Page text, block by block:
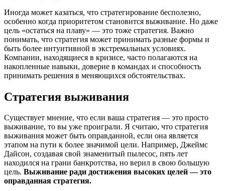
Иногда может казаться, что стратегирование бесполезно,
особенно когда приоритетом становится выживание. Но даже
цель «остаться на плаву» — это тоже стратегия. Важно
понимать, что стратегия может принимать разные формы и
быть более интуитивной в экстремальных условиях.
Компании, находящиеся в кризисе, часто полагаются на
накопленные навыки, доверие в командах и способность
принимать решения в меняющихся обстоятельствах.
Стратегия выживания
Существует мнение, что если ваша стратегия — это просто
выживание, то вы уже проиграли. Я считаю, что стратегия
выживания может быть оправданной, если она является
этапом на пути к более значимой цели. Например, Джеймс
Дайсон, создавая свой знаменитый пылесос, пять лет
находился на грани банкротства, но верил в свою большую
цель. Выживание ради достижения высоких целей — это
оправданная стратегия.